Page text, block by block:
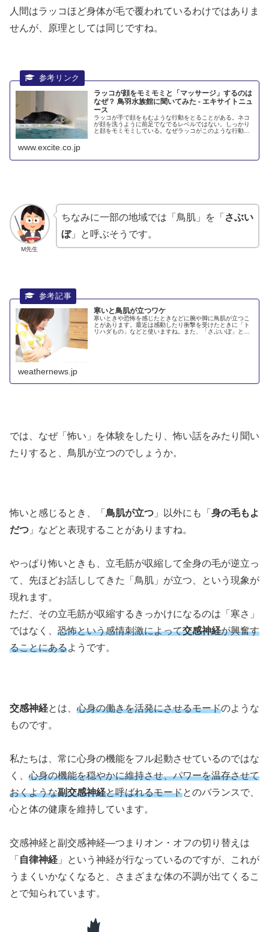
人間はラッコほど身体が毛で覆われているわけではありま
せんが、 原理としては同じですね。
ラッコが顔をモミモミと「マッサージ」するのは
なぜ？ 鳥羽水族館に聞いてみた - エキサイトニュ
ース
ラッコが手で顔をもむような行動をとることがある。ネコ
が顔を洗うように前足でなでるレベルではない。しっかり
と顔をモミモミしている。なぜラッコがこのような行動を
www.excite.co.jp
M先生
ちなみに一部の地域では「鳥肌」を「 さぶい
ぼ」と呼ぶそうです。
寒いと鳥肌が立つワケ
寒いときや恐怖を感じたときなどに腕や脚に鳥肌が立つこ
とがあります。最近は感動したり衝撃を受けたときに「ト
リハダもの」などと使いますね。また、「さぶいぼ」と言
weathernews.jp
では、なぜ「怖い」を体験をしたり、怖い話をみたり聞い
たりすると、 鳥肌が立つのでしょうか。
怖いと感じるとき、「 鳥肌が立つ 」以外にも「 身の毛もよ
だつ 」などと表現することがありますね。
やっぱり怖いときも、 立毛筋が収縮して全身の毛が逆立っ
て、先ほどお話ししてきた「 鳥肌 」が立つ、という現象が
現れます。
ただ、その立毛筋が収縮するきっかけになるのは「寒さ」
ではなく、 恐怖という感情刺激によって交感神経が興奮す
ることにあるようです。
交感神経とは、 心身の働きを活発にさせるモードのような
ものです。
私たちは、常に心身の機能をフル起動させているのではな
く、 心身の機能を穏やかに維持させ、パワーを温存させて
おくような副交感神経と呼ばれるモードとのバランスで、
心と体の健康を維持しています。
交感神経と副交感神経―つまりオン・オフの切り替えは
「 自律神経 」という 神経が行なっているのですが、これが
うまくいかなくなると、さまざまな体の不調が出てくるこ
とで知られています。